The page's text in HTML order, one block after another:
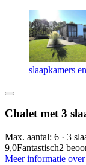
slaapkamers
Chalet met 3
Max. aantal: 6 · 3
9,0Fantastisch2
Meer informatie over